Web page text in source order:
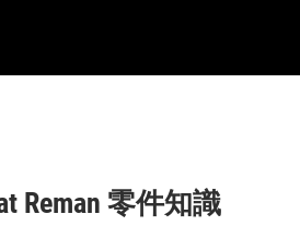
Reman 零件知識